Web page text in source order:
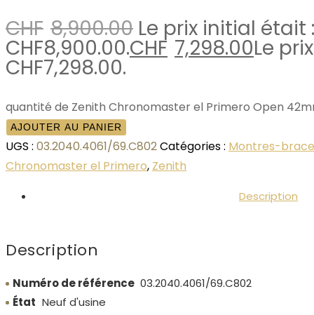
CHF 8,900.00 Le prix initial était :
CHF8,900.00.CHF 7,298.00Le
CHF7,298.00.
quantité de Zenith Chronomaster el Primero Open
AJOUTER AU PANIER
UGS : 03.2040.4061/69.C802Catégories : Montres-
Chronomaster el Primero, Zenith
Description
Description
Numéro de référence 03.2040.4061/69.C802
État Neuf d'usine